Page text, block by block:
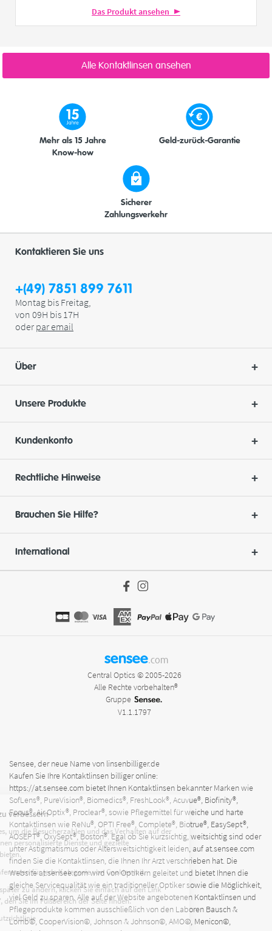
Ohne Einwilligung fortfahren
Um Ihre Erfahrung zu verbessern
Wir verwenden Cookies, um die Besucherzahlen und das Verhalten auf der
Website zu messen, Ihnen personalisierte Dienste und gezielte
Werbeangebote anzubieten.
Teilen Sie uns Ihre Präferenzen für jede Kategorie von Cookies mit.
Um Ihre Präferenzen später zu ändern, klicken Sie einfach auf den Link
'Cookie-Einstellungen', den Sie im Fußbereich der Seite finden.
Lesen Sie die Datenschutzrichtlinie
Das Produkt ansehen
Alle Kontaktlinsen ansehen
Mehr als 15 Jahre
Know-how
Sicherer
Zahlungsverkehr
Geld-zurück-Garantie
Kontaktieren Sie uns
+(49) 7851 899 7611
Montag bis Freitag,
von 09H bis 17H
oder paremail
Über
Unsere Produkte
Kundenkonto
Rechtliche Hinweise
Brauchen Sie Hilfe?
International
sensee.com
Central Optics © 2005-2026
Alle Rechte vorbehalten®
Gruppe
V1.1.1797
Sensee, der neue Name von linsenbilliger.de
Kaufen Sie Ihre Kontaktlinsen billiger online:
https://at.sensee.com bietet Ihnen Kontaktlinsen bekannter Marken wie
SofLens®, PureVision®, Biomedics®, FreshLook®, Acuvue®, Biofinity®,
Focus®, Air Optix®, Proclear®, sowie Pflegemittel für weiche und harte
Kontaktlinsen wie ReNu®, OPTI Free®, Complete®, Biotrue®, EasySept®,
AOSEPT®, OxySept®, Boston®. Egal ob Sie kurzsichtig, weitsichtig sind oder
unter Astigmatismus oder Altersweitsichtigkeit leiden, auf at.sensee.com
finden Sie die Kontaktlinsen, die Ihnen Ihr Arzt verschrieben hat. Die
Websiteat.sensee.comwird von Optikern geleitet und bietet Ihnen die
gleiche Servicequalität wie ein traditioneller Optiker sowie die Möglichkeit,
viel Geld zu sparen. Alle auf der Website angebotenen Kontaktlinsen und
Pflegeprodukte kommen ausschließlich von den Laboren Bausch &
Lomb©, CooperVision©, Johnson & Johnson©, AMO©, Menicon©,